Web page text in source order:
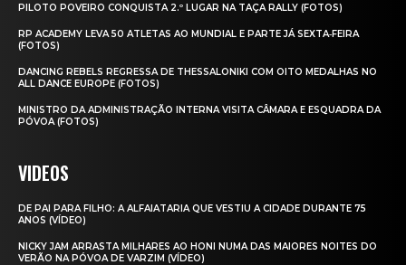
PILOTO POVEIRO CONQUISTA 2.º LUGAR NA TAÇA RALLY (FOTOS)
RP ACADEMY LEVA 50 ATLETAS AO MUNDIAL E PARTE JÁ SEXTA‑FEIRA
(FOTOS)
DANCING REBELS REGRESSA DE THESSALONIKI COM OITO MEDALHAS NO
ALL DANCE EUROPE (FOTOS)
MINISTRO DA ADMINISTRAÇÃO INTERNA VISITA CÂMARA E ESQUADRA DA
PÓVOA (FOTOS)
VIDEOS
DE PAI PARA FILHO: A ALFAIATARIA QUE VESTIU A CIDADE DURANTE 75
ANOS (VÍDEO)
NICKY JAM ARRASTA MILHARES AO HONI NUMA DAS MAIORES NOITES DO
VERÃO NA PÓVOA DE VARZIM (VÍDEO)